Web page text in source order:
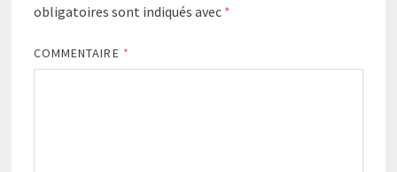
obligatoires sont indiqués avec *
COMMENTAIRE *